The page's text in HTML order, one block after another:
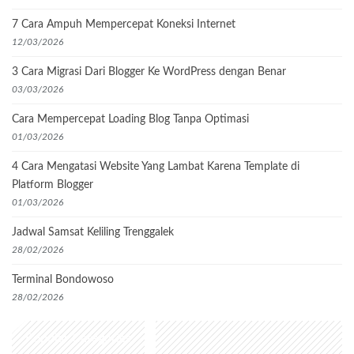
7 Cara Ampuh Mempercepat Koneksi Internet
12/03/2026
3 Cara Migrasi Dari Blogger Ke WordPress dengan Benar
03/03/2026
Cara Mempercepat Loading Blog Tanpa Optimasi
01/03/2026
4 Cara Mengatasi Website Yang Lambat Karena Template di
Platform Blogger
01/03/2026
Jadwal Samsat Keliling Trenggalek
28/02/2026
Terminal Bondowoso
28/02/2026
Popular Categories